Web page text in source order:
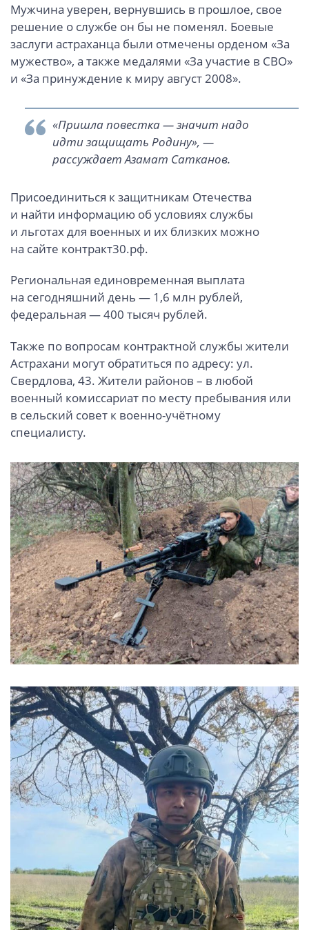
Мужчина уверен, вернувшись в прошлое, свое
решение о службе он бы не поменял. Боевые
заслуги астраханца были отмечены орденом «За
мужество», а также медалями «За участие в СВО»
и «За принуждение к миру август 2008».
«Пришла повестка — значит надо
идти защищать Родину», —
рассуждает Азамат Сатканов.
Присоединиться к защитникам Отечества
и найти информацию об условиях службы
и льготах для военных и их близких можно
на сайте контракт30.рф.
Региональная единовременная выплата
на сегодняшний день — 1,6 млн рублей,
федеральная — 400 тысяч рублей.
Также по вопросам контрактной службы жители
Астрахани могут обратиться по адресу: ул.
Свердлова, 43. Жители районов – в любой
военный комиссариат по месту пребывания или
в сельский совет к военно-учётному
специалисту.